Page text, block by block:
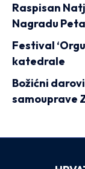
Raspisan
Nagradu
Festival
katedrale
Božićni
samouprave